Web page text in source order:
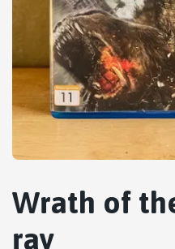
Wrath of
ray